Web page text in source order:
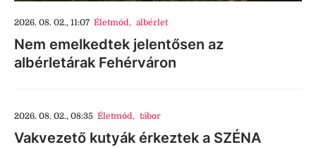
2026. 08. 02., 11:07 Életmód, albérlet
Nem emelkedtek jelentősen az
albérletárak Fehérváron
2026. 08. 02., 08:35 Életmód, tábor
Vakvezető kutyák érkeztek a SZÉNA